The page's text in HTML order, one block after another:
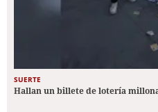
SUERTE
Hallan un billete de lotería